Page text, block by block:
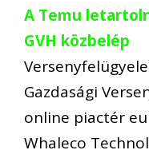
A Temu
GVH közbelép
Gazdasági
online piactér
Whaleco